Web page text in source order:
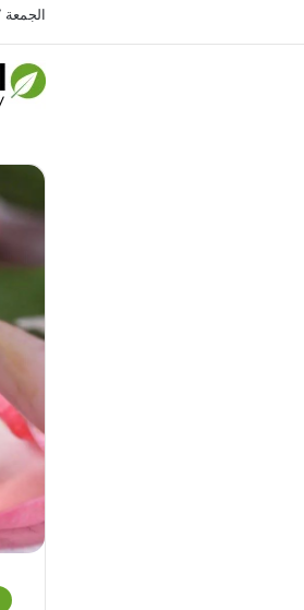
الجمعة 7 أغسطس 2026